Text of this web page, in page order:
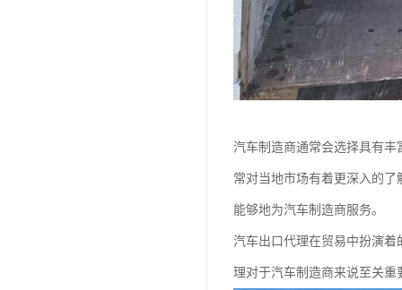
汽车制造商通常会选择具有
常对当地市场有着更深入的
能够地为汽车制造商服务。
汽车出口代理在贸易中扮演
理对于汽车制造商来说至关